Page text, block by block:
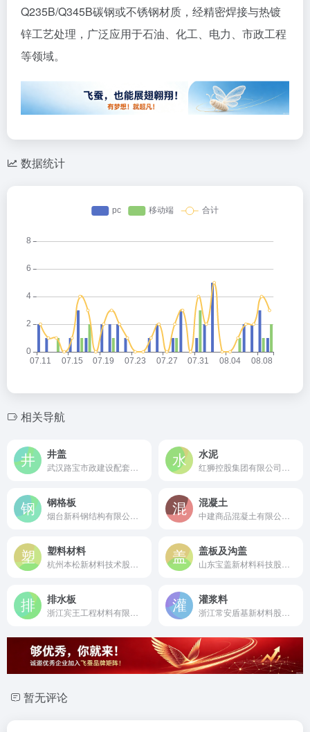
Q235B/Q345B碳钢或不锈钢材质，经精密焊接与热镀
锌工艺处理，广泛应用于石油、化工、电力、市政工程
等领域。
数据统计
相关导航
井盖 水泥
钢格板 混凝土
塑料材料 盖板及沟盖
排水板 灌浆料
暂无评论